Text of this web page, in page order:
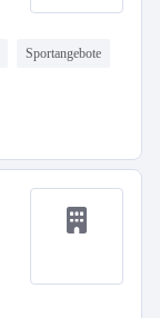
Sportangebote